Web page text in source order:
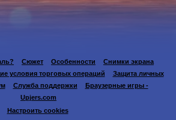
Сюжет Особенности
Снимки экрана
условия торговых операций
Защита личных
Служба поддержки
Браузерные игры -
Upjers.com
Настроить cookies